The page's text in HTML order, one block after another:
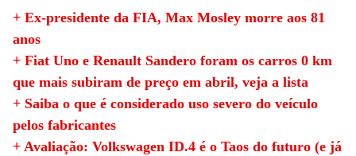
+ Ex-presidente da FIA, Max Mosley morre aos 81
anos
+ Fiat Uno e Renault Sandero foram os carros 0 km
que mais subiram de preço em abril, veja a lista
+ Saiba o que é considerado uso severo do veículo
pelos fabricantes
+ Avaliação: Volkswagen ID.4 é o Taos do futuro (e já